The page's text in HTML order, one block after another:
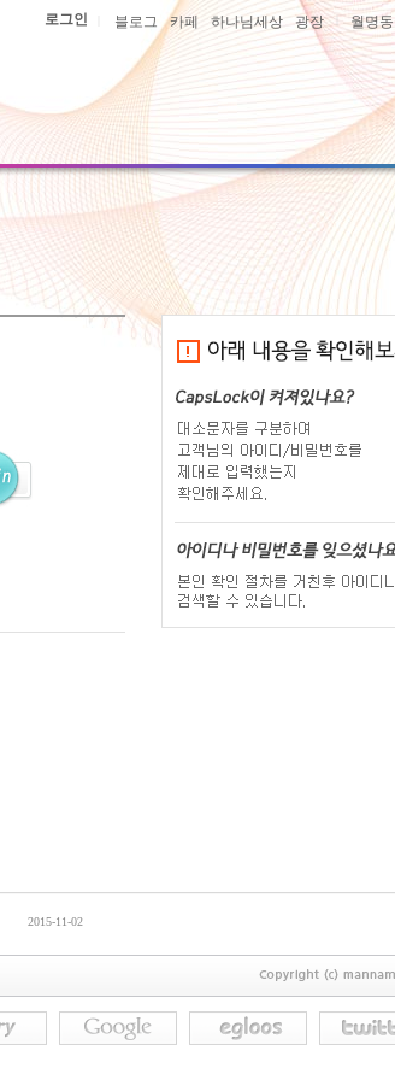
블로그 카페 하나님세상 광장 월명동
로그인
2015-11-02